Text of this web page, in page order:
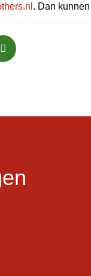
. Dan